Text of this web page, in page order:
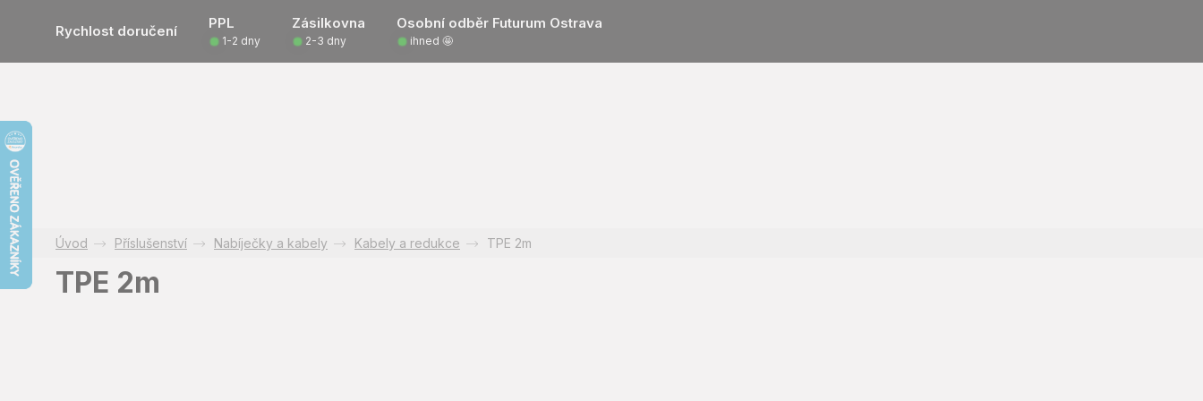
Rychlost doručení PPL Zásilkovna Osobní odběr Futurum Ostrava
1-2 dny 2-3 dny ihned 🤩
Příslušenství Nabíječky a kabely Kabely a redukce TPE 2m
TPE 2m